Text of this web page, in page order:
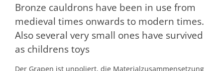
Bronze cauldrons have been in use from
medieval times onwards to modern times.
Also several very small ones have survived
as childrens toys
Der Grapen ist unpoliert, die Materialzusammensetzung